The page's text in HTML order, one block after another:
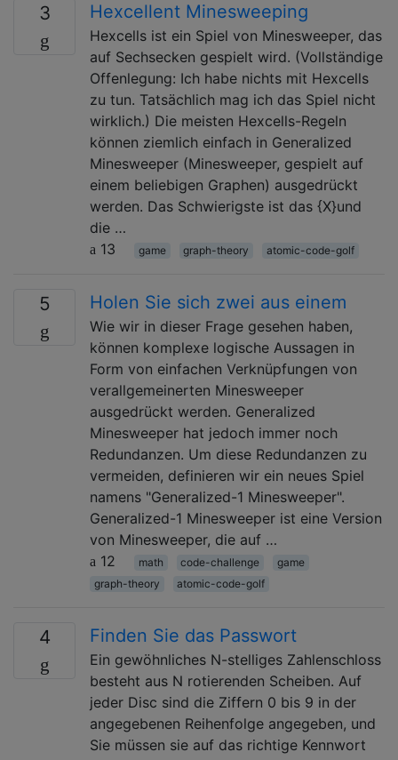
3 Hexcellent Minesweeping
Hexcells ist ein Spiel von Minesweeper, das
auf Sechsecken gespielt wird. (Vollständige
Offenlegung: Ich habe nichts mit Hexcells
zu tun. Tatsächlich mag ich das Spiel nicht
wirklich.) Die meisten Hexcells-Regeln
können ziemlich einfach in Generalized
Minesweeper (Minesweeper, gespielt auf
einem beliebigen Graphen) ausgedrückt
werden. Das Schwierigste ist das {X}und
die …
13
game graph-theory atomic-code-golf
5 Holen Sie sich zwei aus einem
Wie wir in dieser Frage gesehen haben,
können komplexe logische Aussagen in
Form von einfachen Verknüpfungen von
verallgemeinerten Minesweeper
ausgedrückt werden. Generalized
Minesweeper hat jedoch immer noch
Redundanzen. Um diese Redundanzen zu
vermeiden, definieren wir ein neues Spiel
namens "Generalized-1 Minesweeper".
Generalized-1 Minesweeper ist eine Version
von Minesweeper, die auf …
12
math code-challenge
game
graph-theory
atomic-code-golf
4 Finden Sie das Passwort
Ein gewöhnliches N-stelliges Zahlenschloss
besteht aus N rotierenden Scheiben. Auf
jeder Disc sind die Ziffern 0 bis 9 in der
angegebenen Reihenfolge angegeben, und
Sie müssen sie auf das richtige Kennwort